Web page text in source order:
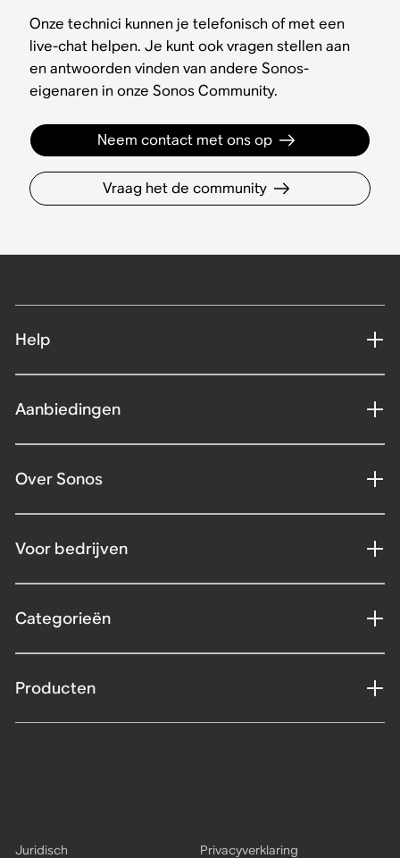
Onze technici kunnen je telefonisch of met een
live-chat helpen. Je kunt ook vragen stellen aan
en antwoorden vinden van andere Sonos-
eigenaren in onze Sonos Community.
Neem contact met ons op
Vraag het de community
Help
Aanbiedingen
Over Sonos
Voor bedrijven
Categorieën
Producten
Juridisch Privacyverklaring